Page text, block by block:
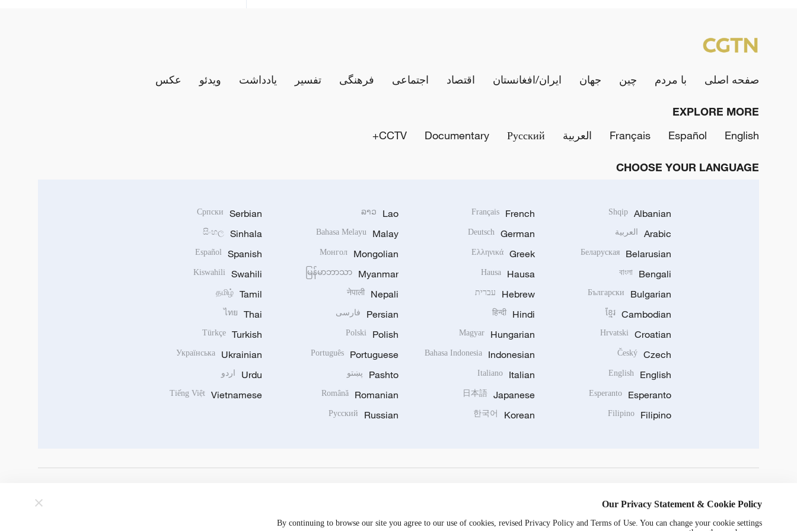
صفحه اصلی با مردم چین جهان ایران/افغانستان اقتصاد اجتماعی فرهنگی تفسیر یادداشت ویدئو عکس
EXPLORE MORE
English
Español
Français العربية Русский
Documentary
CCTV+
CHOOSE YOUR LANGUAGE
Albanian
Shqip
Arabic العربية
Belarusian
Беларуская
Bengali
বাংলা
Bulgarian
Български
Cambodian
ខ្មែរ
Croatian
Hrvatski
Czech
Český
English
English
Esperanto
Esperanto
Filipino
Filipino
French
Français
German
Deutsch
Greek
Ελληνικά
Hausa
Hausa
Hebrew עברית
Hindi
हिन्दी
Hungarian
Magyar
Indonesian
Bahasa Indonesia
Italian
Italiano
Japanese
日本語
Korean
한국어
Lao
ລາວ
Malay
Bahasa Melayu
Mongolian
Монгол
Myanmar
မြန်မာဘာသာ
Nepali
नेपाली
Persian فارسی
Polish
Polski
Portuguese
Português
Pashto پښتو
Romanian
Română
Russian
Русский
Serbian
Српски
Sinhala
සිංහල
Spanish
Español
Swahili
Kiswahili
Tamil
தமிழ்
Thai
ไทย
Turkish
Türkçe
Ukrainian
Українська
Urdu اردو
Vietnamese
Tiếng Việt
Our Privacy Statement & Cookie Policy
By continuing to browse our site you agree to our use of cookies, revised Privacy Policy and Terms of Use. You can change your cookie settings